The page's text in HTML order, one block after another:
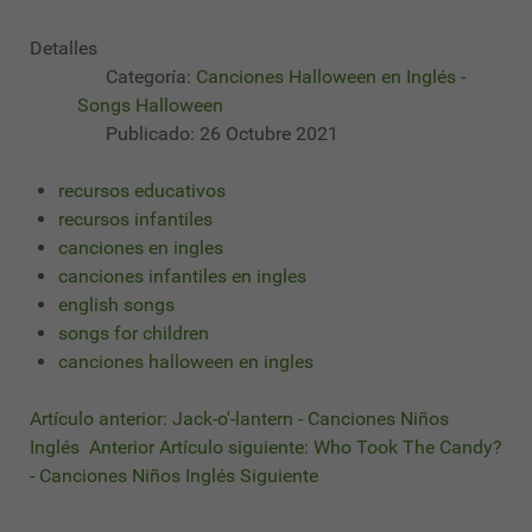
Detalles
Categoría: Canciones Halloween en Inglés -
Songs Halloween
Publicado: 26 Octubre 2021
recursos educativos
recursos infantiles
canciones en ingles
canciones infantiles en ingles
english songs
songs for children
canciones halloween en ingles
Artículo anterior: Jack-o'-lantern - Canciones Niños
Inglés Anterior Artículo siguiente: Who Took The Candy?
- Canciones Niños Inglés Siguiente